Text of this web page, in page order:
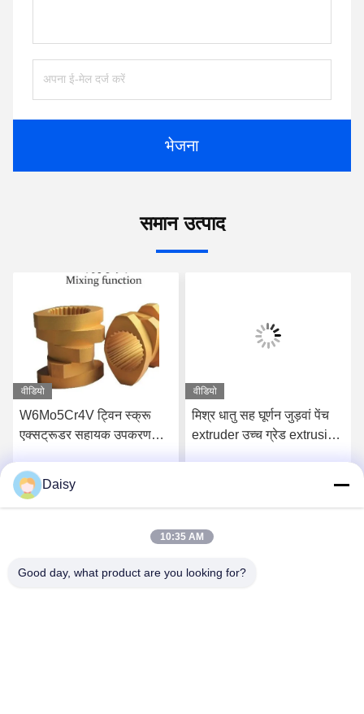
भेजना
समान उत्पाद
वीडियो
W6Mo5Cr4V ट्विन स्क्रू
एक्सट्रूडर सहायक उपकरण
सबसे अच्छी कीमत पाएं
वीडियो
मिश्र धातु सह घूर्णन जुड़वां पेंच
extruder उच्च ग्रेड extrusion
Daisy
10:35 AM
Good day, what product are you looking for?